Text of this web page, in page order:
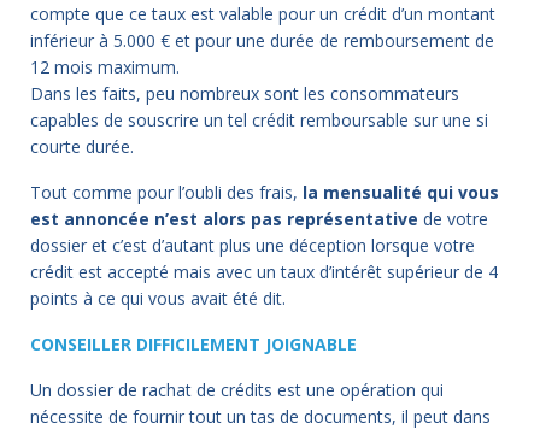
compte que ce taux est valable pour un crédit d’un montant
inférieur à 5.000 € et pour une durée de remboursement de
12 mois maximum.
Dans les faits, peu nombreux sont les consommateurs
capables de souscrire un tel crédit remboursable sur une si
courte durée.
Tout comme pour l’oubli des frais, la mensualité qui vous
est annoncée n’est alors pas représentative de votre
dossier et c’est d’autant plus une déception lorsque votre
crédit est accepté mais avec un taux d’intérêt supérieur de 4
points à ce qui vous avait été dit.
CONSEILLER DIFFICILEMENT JOIGNABLE
Un dossier de rachat de crédits est une opération qui
nécessite de fournir tout un tas de documents, il peut dans